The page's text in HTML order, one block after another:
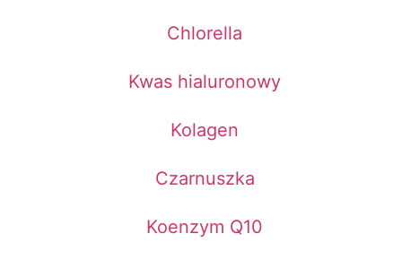
Chlorella
Kwas hialuronowy
Kolagen
Czarnuszka
Koenzym Q10